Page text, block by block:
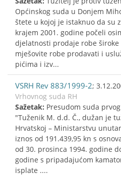
Općinskog suda u Donjem
štete u kojoj je istaknuo da su
krajem 2001. godine počeli
djelatnosti prodaje robe široke
mješovite robe prodavati i
pićima i izv...
VSRH Rev 883/1999-2;
Vrhovnog suda RH
Sažetak: Presudom suda
"Tuženik M. d.d. Č., dužan je
Hrvatskoj – Ministarstvu
iznos od 191.439,95 kn s
od 30. prosinca 1994. godine
godine s pripadajućom
isplate ....